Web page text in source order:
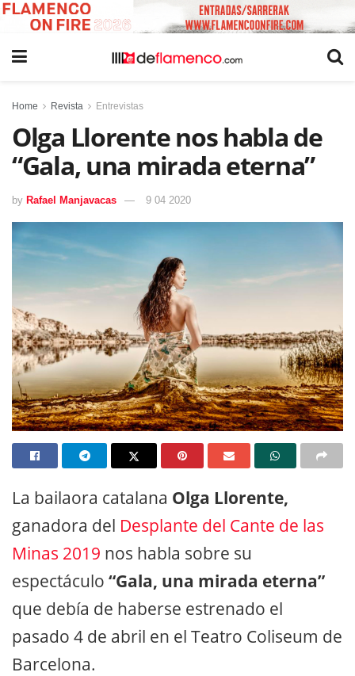
Home Revista Entrevistas
Olga Llorente nos habla de
“Gala, una mirada eterna”
by Rafael Manjavacas 9 04 2020
La bailaora catalana Olga Llorente,
ganadora del Desplante del Cante de las
Minas 2019 nos habla sobre su
espectáculo “Gala, una mirada eterna”
que debía de haberse estrenado el
pasado 4 de abril en el Teatro Coliseum de
Barcelona.